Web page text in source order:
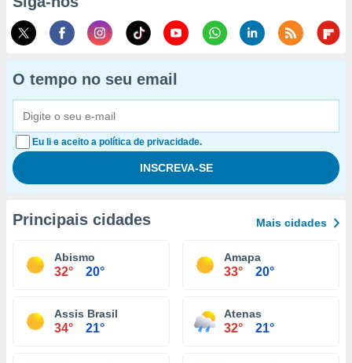
O tempo no seu email
Eu li e aceito a política de privacidade.
Principais cidades Mais cidades
Abismo
32° 20°
Amapa
33° 20°
Assis Brasil
34° 21°
Atenas
32° 21°